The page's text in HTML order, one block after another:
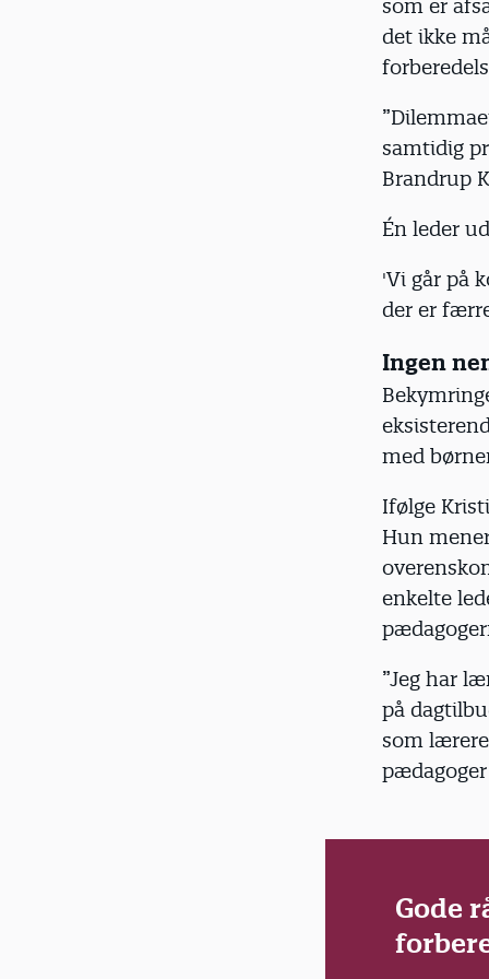
som er
det ikke
samtidig
Brandrup
Én leder
'Vi går på
der er
Ingen
med
Ifølge
Hun
enkelte
”Jeg har
på
som
pædagoger
Gode